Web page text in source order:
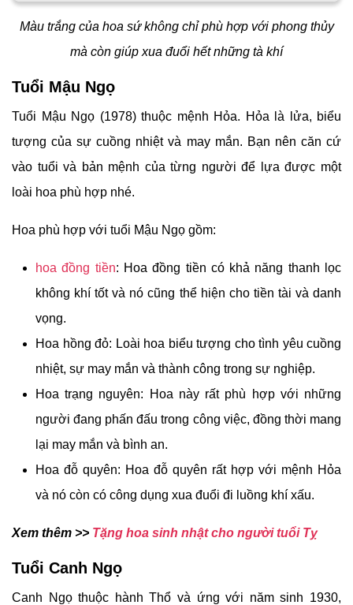
Màu trắng của hoa sứ không chỉ phù hợp với phong thủy
mà còn giúp xua đuổi hết những tà khí
Tuổi Mậu Ngọ
Tuổi Mậu Ngọ (1978) thuộc mệnh Hỏa. Hỏa là lửa, biểu
tượng của sự cuồng nhiệt và may mắn. Bạn nên căn cứ
vào tuổi và bản mệnh của từng người để lựa được một
loài hoa phù hợp nhé.
Hoa phù hợp với tuổi Mậu Ngọ gồm:
hoa đồng tiền: Hoa đồng tiền có khả năng thanh lọc
không khí tốt và nó cũng thể hiện cho tiền tài và danh
vọng.
Hoa hồng đỏ: Loài hoa biểu tượng cho tình yêu cuồng
nhiệt, sự may mắn và thành công trong sự nghiệp.
Hoa trạng nguyên: Hoa này rất phù hợp với những
người đang phấn đấu trong công việc, đồng thời mang
lại may mắn và bình an.
Hoa đỗ quyên: Hoa đỗ quyên rất hợp với mệnh Hỏa
và nó còn có công dụng xua đuổi đi luồng khí xấu.
Xem thêm >> Tặng hoa sinh nhật cho người tuổi Tỵ
Tuổi Canh Ngọ
Canh Ngọ thuộc hành Thổ và ứng với năm sinh 1930,